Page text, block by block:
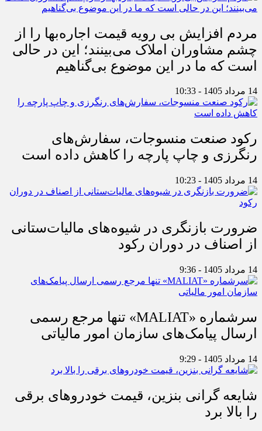
مردم افزایش بی رویه قیمت اجاره‌بها را از
چشم مشاوران املاک می‌بینند؛ این در حالی
است که ما در این موضوع بی‌گناهیم
14 مرداد 1405 - 10:33
رکود صنعت منسوجات، سفارش‌های
رنگرزی و چاپ پارچه را کاهش داده است
14 مرداد 1405 - 10:23
ضرورت بازنگری در شیوه‌های مالیات‌ستانی
از اصناف در دوران رکود
14 مرداد 1405 - 9:36
سرشماره «MALIAT» تنها مرجع رسمی
ارسال پیامک‌های سازمان امور مالیاتی
14 مرداد 1405 - 9:29
شایعه گرانی بنزین، قیمت خودروهای برقی
را بالا برد